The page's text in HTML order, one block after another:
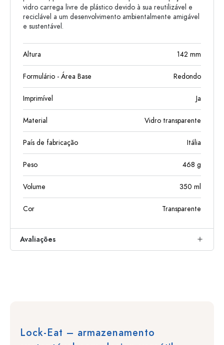
vidro carrega livre de plástico devido à sua reutilizável e
reciclável a um desenvolvimento ambientalmente amigável
e sustentável.
Altura 142 mm
Formulário - Área Base Redondo
Imprimível Ja
Material Vidro transparente
País de fabricação Itália
Peso 468 g
Volume 350 ml
Cor Transparente
Avaliações
Lock-Eat – armazenamento